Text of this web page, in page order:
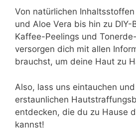
Von natürlichen
und Aloe Vera bis hin zu DIY-
Kaffee-Peelings und
versorgen dich mit allen
brauchst, um deine Haut zu
Also, lass uns eintauchen
erstaunlichen
entdecken, die du zu Hause
kannst!